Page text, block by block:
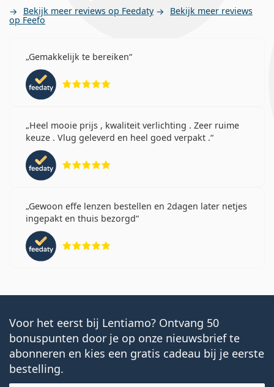
Bekijk meer reviews op Feedaty Bekijk meer reviews
op Feefo
Gemakkelijk te bereiken
Heel mooie prijs , kwaliteit verlichting . Zeer ruime
keuze . Vlug geleverd en heel goed verpakt .
Gewoon effe lenzen bestellen en 2dagen later netjes
ingepakt en thuis bezorgd
Voor het eerst bij Lentiamo? Ontvang 50
bonuspunten door je op onze nieuwsbrief te
abonneren en kies een gratis cadeau bij je eerste
bestelling.